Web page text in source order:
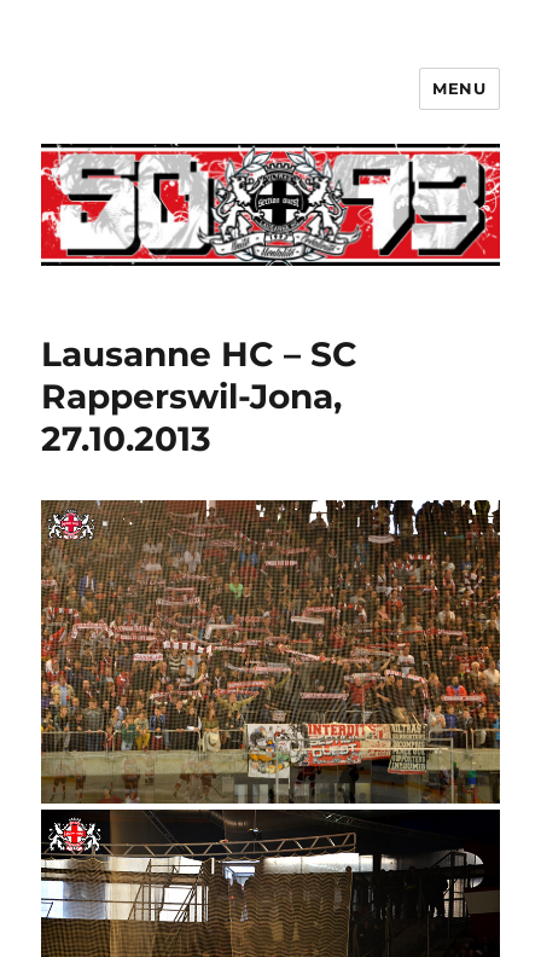
MENU
Lausanne HC – SC
Rapperswil-Jona,
27.10.2013